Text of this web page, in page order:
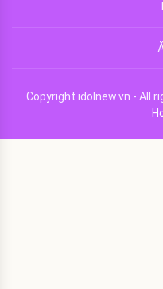
Copyright idolnew.vn - All